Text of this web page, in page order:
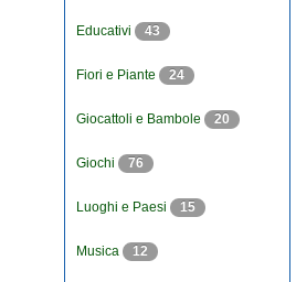
Educativi 43
Fiori e Piante 24
Giocattoli e Bambole 20
Giochi 76
Luoghi e Paesi 15
Musica 12